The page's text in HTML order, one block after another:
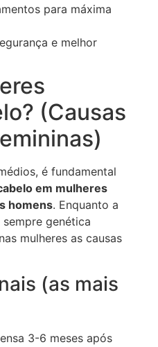
para máxima
e melhor
(Causas
é fundamental
em mulheres
homens. Enquanto a
genética
mulheres as causas
(as mais
3-6 meses após